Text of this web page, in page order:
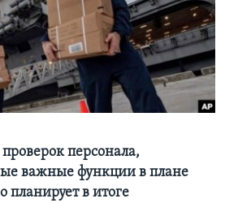
персонала,
важные функции в плане
планирует в итоге